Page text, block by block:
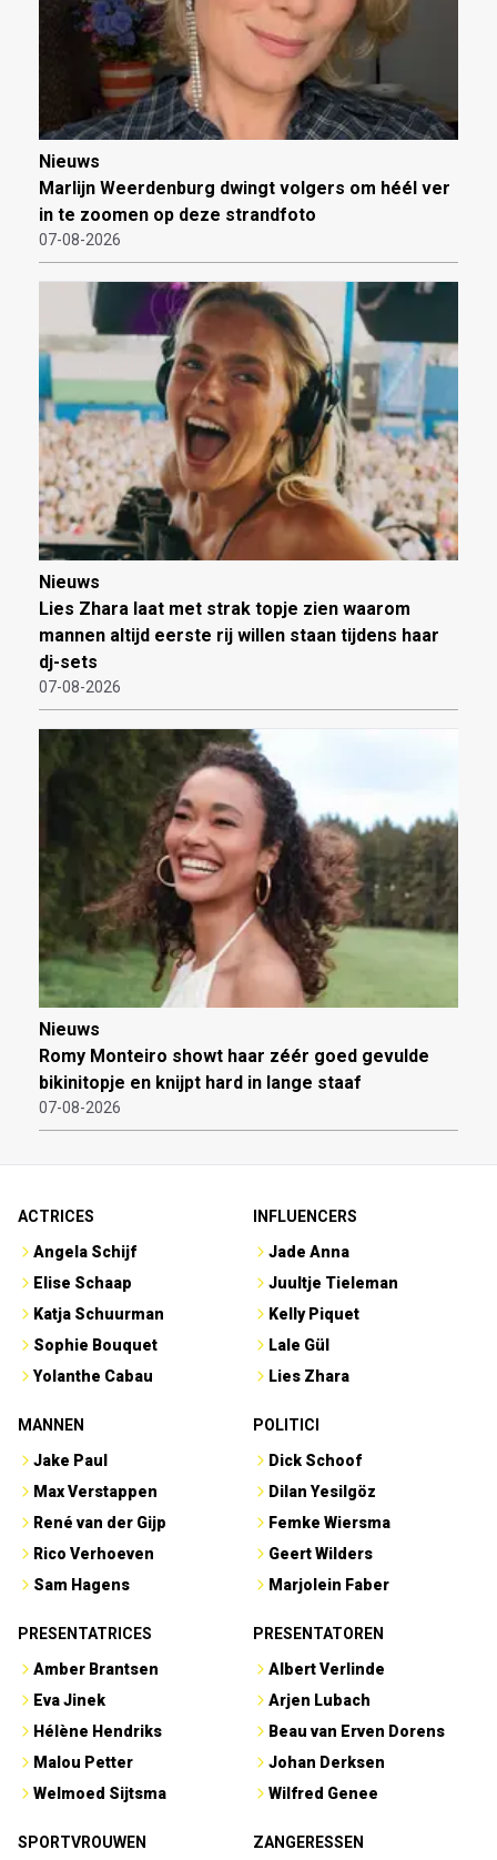
Nieuws
Marlijn Weerdenburg dwingt volgers om héél ver
in te zoomen op deze strandfoto
07-08-2026
Nieuws
Lies Zhara laat met strak topje zien waarom
mannen altijd eerste rij willen staan tijdens haar
dj-sets
07-08-2026
Nieuws
Romy Monteiro showt haar zéér goed gevulde
bikinitopje en knijpt hard in lange staaf
07-08-2026
ACTRICES
Angela Schijf
Elise Schaap
Katja Schuurman
Sophie Bouquet
Yolanthe Cabau
INFLUENCERS
Jade Anna
Juultje Tieleman
Kelly Piquet
Lale Gül
Lies Zhara
MANNEN
Jake Paul
Max Verstappen
René van der Gijp
Rico Verhoeven
Sam Hagens
POLITICI
Dick Schoof
Dilan Yesilgöz
Femke Wiersma
Geert Wilders
Marjolein Faber
PRESENTATRICES
Amber Brantsen
Eva Jinek
Hélène Hendriks
Malou Petter
Welmoed Sijtsma
PRESENTATOREN
Albert Verlinde
Arjen Lubach
Beau van Erven Dorens
Johan Derksen
Wilfred Genee
SPORTVROUWEN ZANGERESSEN